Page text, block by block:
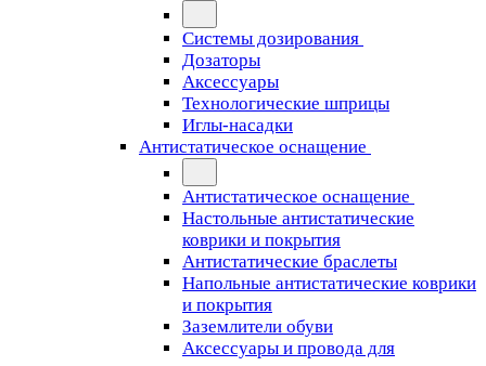
Системы дозирования
Дозаторы
Аксессуары
Технологические шприцы
Иглы-насадки
Антистатическое оснащение
Антистатическое оснащение
Настольные антистатические
коврики и покрытия
Антистатические браслеты
Напольные антистатические коврики
и покрытия
Заземлители обуви
Аксессуары и провода для